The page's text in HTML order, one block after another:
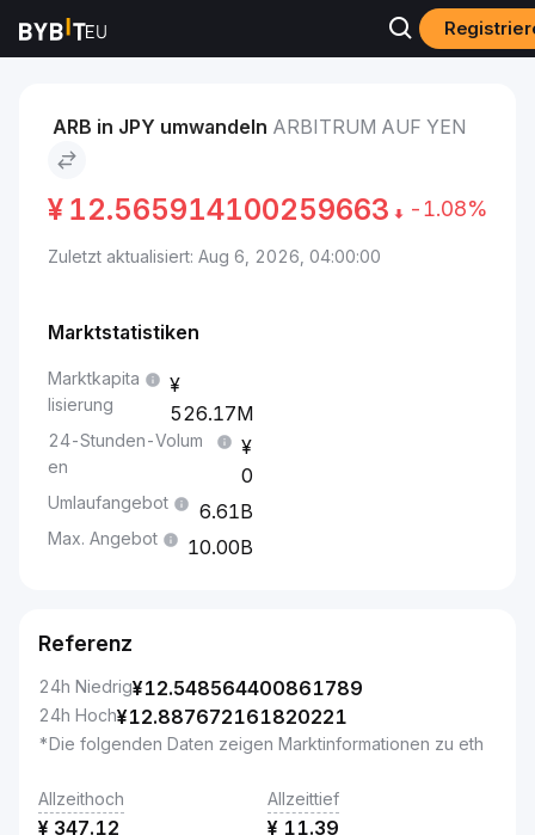
Märkte Arbitrum-Preis ARB Arbitrum to Yen
ARB in JPY umwandeln ARBITRUM AUF YEN
¥ 12.565914100259663 -1.08%
Zuletzt aktualisiert: Aug 6, 2026, 04:00:00
Marktstatistiken
Marktkapita
lisierung
526.17M
24-Stunden-Volum
en
0
Umlaufangebot 6.61B
Max. Angebot 10.00B
Referenz
24h Niedrig¥12.548564400861789
24h Hoch¥12.887672161820221
*Die folgenden Daten zeigen Marktinformationen zu eth
Allzeithoch
¥ 347.12
Allzeittief
¥ 11.39